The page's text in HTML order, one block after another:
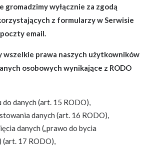
gromadzimy wyłącznie za zgodą
z formularzy w Serwisie
email.
wszelkie prawa naszych użytkowników
osobowych wynikające z RODO
danych (art. 15 RODO),
danych (art. 16 RODO),
danych („prawo do bycia
(art. 17 RODO),